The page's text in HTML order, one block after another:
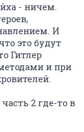
- ничем.
И
это будут
Гитлер
и при
2 где-то в